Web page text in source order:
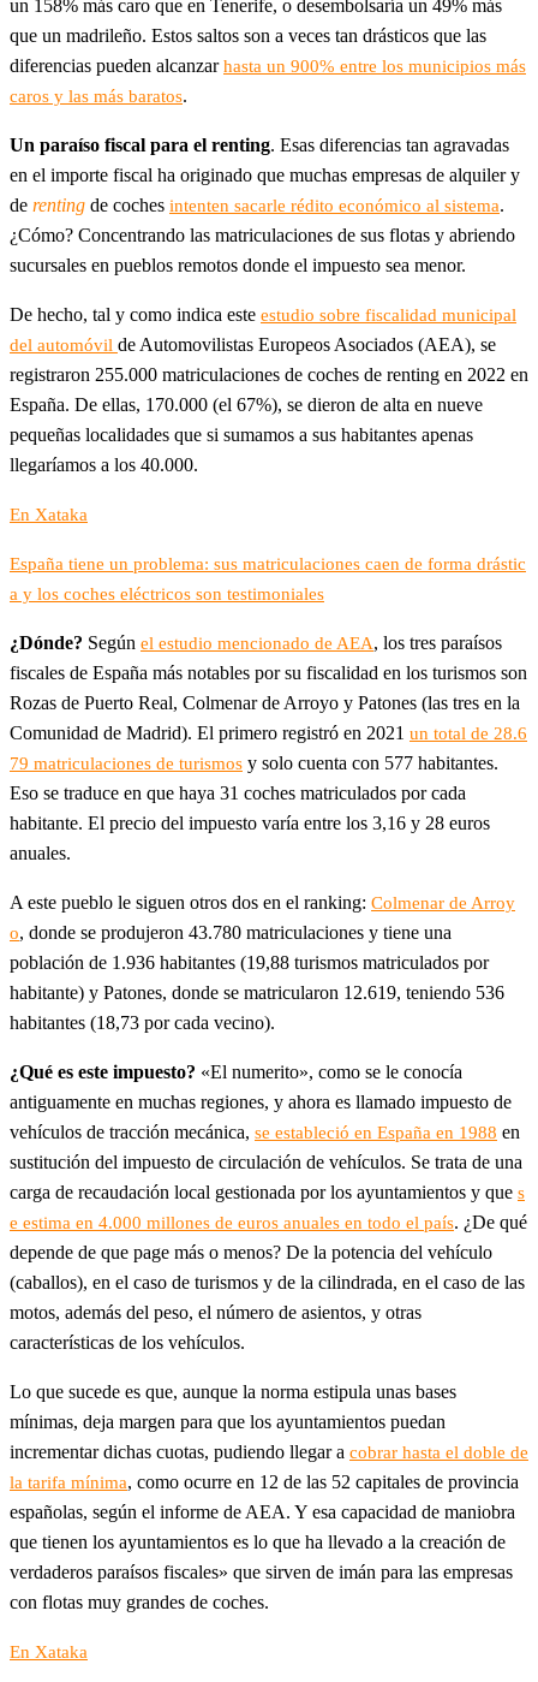
un 158% más caro que en Tenerife, o desembolsaría un 49% más
que un madrileño. Estos saltos son a veces tan drásticos que las
diferencias pueden alcanzarhasta un 900% entre los municipios más
caros y las más baratos.
Un paraíso fiscal para el renting. Esas diferencias tan agravadas
en el importe fiscal ha originado que muchas empresas de alquiler y
de renting de coches intenten sacarle rédito económico al sistema.
¿Cómo? Concentrando las matriculaciones de sus flotas y abriendo
sucursales en pueblos remotos donde el impuesto sea menor.
De hecho, tal y como indica este estudio sobre fiscalidad municipal
del automóvil de Automovilistas Europeos Asociados (AEA), se
registraron 255.000 matriculaciones de coches de renting en 2022 en
España. De ellas, 170.000 (el 67%), se dieron de alta en nueve
pequeñas localidades que si sumamos a sus habitantes apenas
llegaríamos a los 40.000.
En Xataka
España tiene un problema: sus matriculaciones caen de forma drástic
a y los coches eléctricos son testimoniales
¿Dónde? Según el estudio mencionado de AEA, los tres paraísos
fiscales de España más notables por su fiscalidad en los turismos son
Rozas de Puerto Real, Colmenar de Arroyo y Patones (las tres en la
Comunidad de Madrid). El primero registró en 2021 un total de 28.6
79 matriculaciones de turismos y solo cuenta con 577 habitantes.
Eso se traduce en que haya 31 coches matriculados por cada
habitante. El precio del impuesto varía entre los 3,16 y 28 euros
anuales.
A este pueblo le siguen otros dos en el ranking: Colmenar de Arroy
o, donde se produjeron 43.780 matriculaciones y tiene una
población de 1.936 habitantes (19,88 turismos matriculados por
habitante) y Patones, donde se matricularon 12.619, teniendo 536
habitantes (18,73 por cada vecino).
¿Qué es este impuesto? «El numerito», como se le conocía
antiguamente en muchas regiones, y ahora es llamado impuesto de
vehículos de tracción mecánica, se estableció en España en 1988 en
sustitución del impuesto de circulación de vehículos. Se trata de una
carga de recaudación local gestionada por los ayuntamientos y que s
e estima en 4.000 millones de euros anuales en todo el país. ¿De qué
depende de que page más o menos? De la potencia del vehículo
(caballos), en el caso de turismos y de la cilindrada, en el caso de las
motos, además del peso, el número de asientos, y otras
características de los vehículos.
Lo que sucede es que, aunque la norma estipula unas bases
mínimas, deja margen para que los ayuntamientos puedan
incrementar dichas cuotas, pudiendo llegar a cobrar hasta el doble de
la tarifa mínima, como ocurre en 12 de las 52 capitales de provincia
españolas, según el informe de AEA. Y esa capacidad de maniobra
que tienen los ayuntamientos es lo que ha llevado a la creación de
verdaderos paraísos fiscales» que sirven de imán para las empresas
con flotas muy grandes de coches.
En Xataka